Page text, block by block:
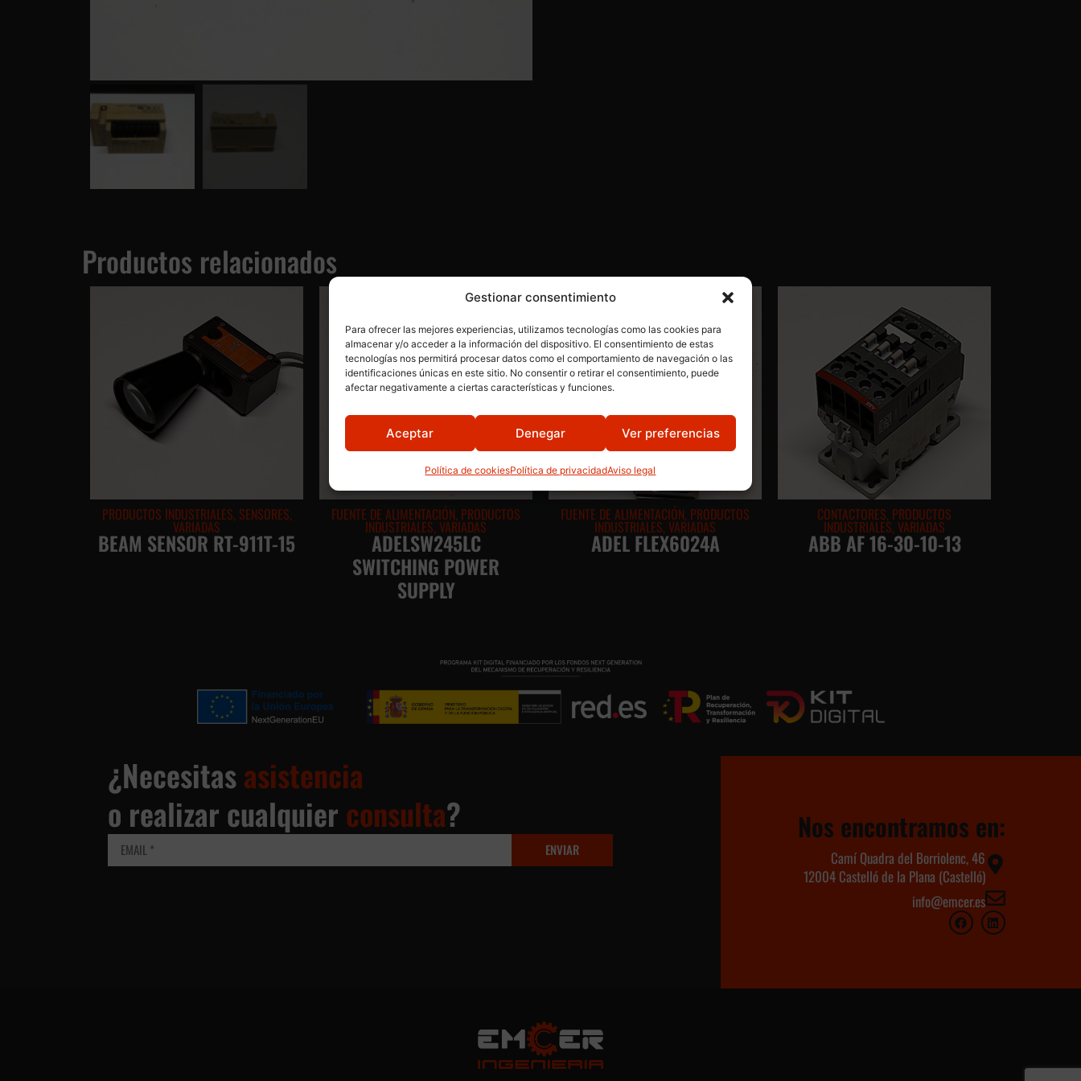
Gestionar consentimiento
Para ofrecer las mejores experiencias, utilizamos tecnologías como las cookies para
almacenar y/o acceder a la información del dispositivo. El consentimiento de estas
tecnologías nos permitirá procesar datos como el comportamiento de navegación o las
identificaciones únicas en este sitio. No consentir o retirar el consentimiento, puede
afectar negativamente a ciertas características y funciones.
Aceptar Denegar Ver preferencias
Política de cookiesPolítica de privacidadAviso legal
Productos relacionados
PRODUCTOS INDUSTRIALES, SENSORES,
VARIADAS
BEAM SENSOR RT-911T-15
FUENTE DE ALIMENTACIÓN, PRODUCTOS
INDUSTRIALES, VARIADAS
ADELSW245LC
SWITCHING POWER
SUPPLY
FUENTE DE ALIMENTACIÓN, PRODUCTOS
INDUSTRIALES, VARIADAS
ADEL FLEX6024A
CONTACTORES, PRODUCTOS
INDUSTRIALES, VARIADAS
ABB AF 16-30-10-13
¿Necesitasasistencia
o realizar cualquier consulta?
ENVIAR
Nos encontramos en:
Camí Quadra del Borriolenc, 46
12004 Castelló de la Plana (Castelló)
info@emcer.es